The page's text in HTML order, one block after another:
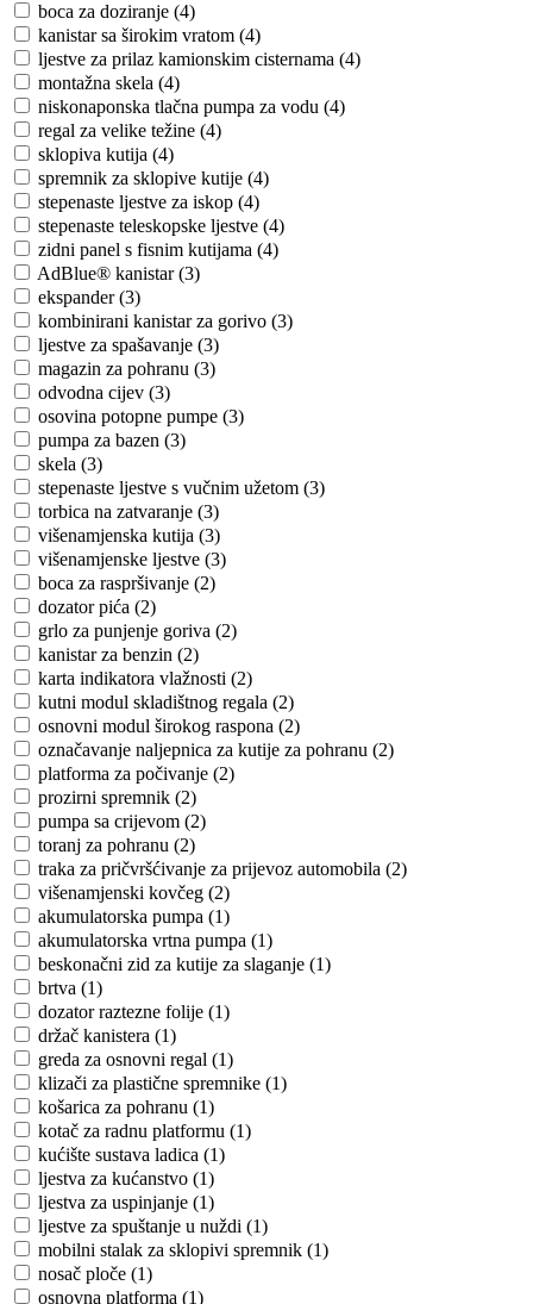
boca za doziranje (4)
kanistar sa širokim vratom (4)
ljestve za prilaz kamionskim cisternama (4)
montažna skela (4)
niskonaponska tlačna pumpa za vodu (4)
regal za velike težine (4)
sklopiva kutija (4)
spremnik za sklopive kutije (4)
stepenaste ljestve za iskop (4)
stepenaste teleskopske ljestve (4)
zidni panel s fisnim kutijama (4)
AdBlue® kanistar (3)
ekspander (3)
kombinirani kanistar za gorivo (3)
ljestve za spašavanje (3)
magazin za pohranu (3)
odvodna cijev (3)
osovina potopne pumpe (3)
pumpa za bazen (3)
skela (3)
stepenaste ljestve s vučnim užetom (3)
torbica na zatvaranje (3)
višenamjenska kutija (3)
višenamjenske ljestve (3)
boca za raspršivanje (2)
dozator pića (2)
grlo za punjenje goriva (2)
kanistar za benzin (2)
karta indikatora vlažnosti (2)
kutni modul skladištnog regala (2)
osnovni modul širokog raspona (2)
označavanje naljepnica za kutije za pohranu (2)
platforma za počivanje (2)
prozirni spremnik (2)
pumpa sa crijevom (2)
toranj za pohranu (2)
traka za pričvršćivanje za prijevoz automobila (2)
višenamjenski kovčeg (2)
akumulatorska pumpa (1)
akumulatorska vrtna pumpa (1)
beskonačni zid za kutije za slaganje (1)
brtva (1)
dozator raztezne folije (1)
držač kanistera (1)
greda za osnovni regal (1)
klizači za plastične spremnike (1)
košarica za pohranu (1)
kotač za radnu platformu (1)
kućište sustava ladica (1)
ljestva za kućanstvo (1)
ljestva za uspinjanje (1)
ljestve za spuštanje u nuždi (1)
mobilni stalak za sklopivi spremnik (1)
nosač ploče (1)
osnovna platforma (1)